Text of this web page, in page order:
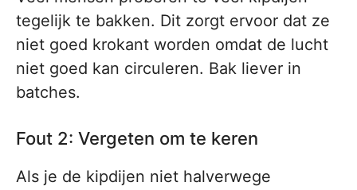
tegelijk te bakken. Dit zorgt ervoor dat ze
niet goed krokant worden omdat de lucht
niet goed kan circuleren. Bak liever in
batches.
Fout 2: Vergeten om te keren
Als je de kipdijen niet halverwege